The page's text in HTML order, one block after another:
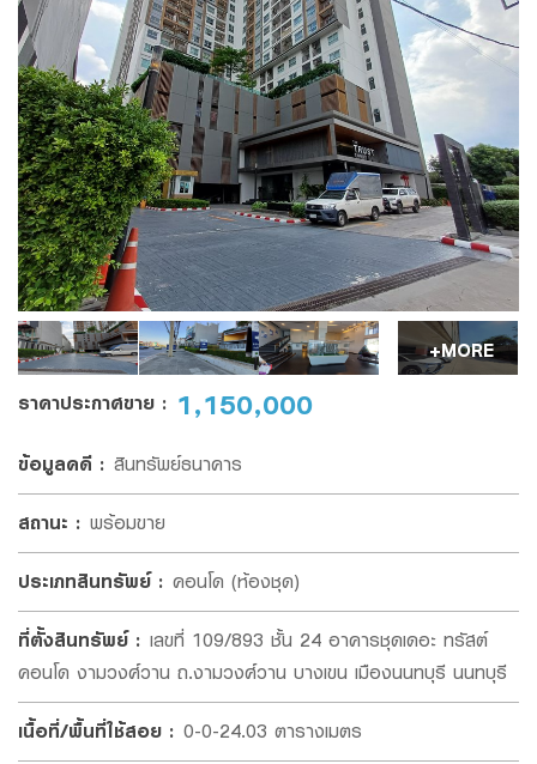
โทร 1327 TH
ดิจิทัลแบงก์กิ้ง
Family Banking
Foreigners
+MORE
ราคาประกาศขาย : 1,150,000
ข้อมูลคดี : สินทรัพย์ธนาคาร
สถานะ : พร้อมขาย
ประเภทสินทรัพย์: คอนโด (ห้องชุด)
ที่ตั้งสินทรัพย์: เลขที่ 109/893 ชั้น 24 อาคารชุดเดอะ ทรัสต์
คอนโด งามวงศ์วาน ถ.งามวงศ์วาน บางเขน เมืองนนทบุรี นนทบุรี
เนื้อที่/พื้นที่ใช้สอย : 0-0-24.03 ตารางเมตร
ธนาคารฯตามข้อ 2. เป็นส่วนหนึ่งของการชำระ
ราคาสินทรัพย์
ในวันทำสัญญาจะซื้อจะขายจำนวนนี้ด้วย และชำระ
ส่วนที่เหลือทั้งหมด
ในวันจดทะเบียนโอนกรรมสิทธิ์สินทรัพย์โดยจะรับ
โอนกรรมสิทธิ์
และชำระเงินดังกล่าวภายใน60 วันนับแต่วันทำ
สัญญาจะซื้อจะขายตามข้อ 3.
ในกรณีที่ธนาคารฯ ตกลงขายสินทรัพย์ให้แก่ผู้เสนอซื้อ ผู้เสนอซื้อ
ตกลงจะมาทำสัญญาจะซื้อจะขายสินทรัพย์ภายใน15 วันนับแต่วัน
ที่ธนาคารฯ ได้แจ้งการซื้อขายสินทรัพย์ให้ทราบ หากไม่มาทำสัญญา
ตกลงยินยอมให้ธนาคารฯ ริบเงินที่ได้รับไว้แล้วตามข้อ 2. รวมทั้ง
ให้ธนาคารฯ มีสิทธินำทรัพย์สินไปจำหน่ายให้แก่บุคคลอื่นได้ทันที และ
ให้ถือว่าคำเสนอนี้เป็นอันสิ้นผลผูกพัน ทั้งนี้ โดยผู้เสนอซื้อจะไม่เรียก
ร้องค่าเสียหาย และ/หรือ เงินจำนวนใด ๆ จากธนาคารฯ ทั้งสิ้น
ในการทำคำเสนอซื้อนี้ ผู้เสนอซื้อได้ตรวจสอบสินทรัพย์ตามข้อ 1.
เป็นที่เรียบร้อยแล้ว จึงตกลงเสนอซื้อและตกลงเข้าใจดีว่าธนาคารฯ
ขายทรัพย์สินตามสภาพที่ปรากฏ ดังนั้น หากข้อเท็จจริงปรากฏว่า
สินทรัพย์มีความชำรุดบกพร่อง และ/หรือ มีการรอนสิทธิใน
สินทรัพย์ และ/หรือ มีการเสื่อมสิทธิในการใช้ประโยชน์ ผู้เสนอซื้อ
ตกลงยอมรับในข้อเท็จจริงดังกล่าว โดยจะไม่ยกเป็นข้อปฏิเสธไม่
ยอมรับซื้อสินทรัพย์ดังกล่าว และจะไม่เรียกร้องค่าเสียหายใดๆ จาก
อีเมล*
รหัสสินทรัพย์
รายละเอียดที่ต้องการติดต่อ*
ต้น ในการติดต่อท่านเพื่อให้คำปรึกษาทางการเงินและนำเสนอข้อมูล เกี่ยวกับ
ผลิตภัณฑ์หรือบริการของธนาคารที่ท่านอาจจะสนใจโปรดอ่านเพิ่มเติมเกี่ยวกับ
ประกาศความเป็นส่วนตัว ของธนาคารอย่างละเอียดเพื่อเข้าใจถึงวิธีการที่ธนาคาร
เก็บรวบรวม ใช้ และเปิดเผยข้อมูลส่วนบุคคลของท่านและ สิทธิของท่าน ที่นี่